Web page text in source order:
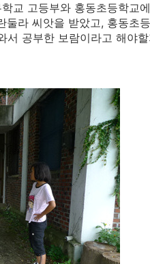
교 고등부와 홍동초등학교
라 씨앗을 받았고, 홍동초
공부한 보람이라고 해야